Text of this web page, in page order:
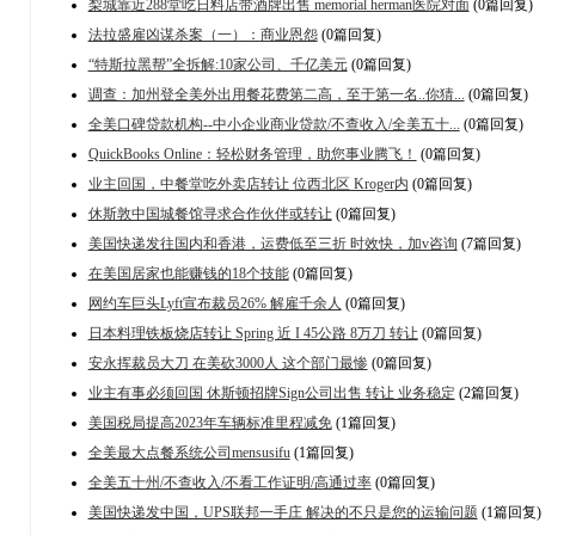
梨城靠近288堂吃日料店带酒牌出售 memorial herman医院对面(0篇回复)
法拉盛雇凶谋杀案（一）：商业恩怨(0篇回复)
“特斯拉黑帮”全拆解:10家公司、千亿美元(0篇回复)
调查：加州登全美外出用餐花费第二高，至于第一名..你猜... (0篇回复)
全美口碑贷款机构--中小企业商业贷款/不查收入/全美五十... (0篇回复)
QuickBooks Online：轻松财务管理，助您事业腾飞！ (0篇回复)
业主回国，中餐堂吃外卖店转让 位西北区 Kroger内 (0篇回复)
休斯敦中国城餐馆寻求合作伙伴或转让(0篇回复)
美国快递发往国内和香港，运费低至三折 时效快，加v咨询 (7篇回复)
在美国居家也能赚钱的18个技能(0篇回复)
网约车巨头Lyft宣布裁员26% 解雇千余人 (0篇回复)
日本料理铁板烧店转让 Spring 近 I 45公路 8万刀 转让(0篇回复)
安永挥裁员大刀 在美砍3000人 这个部门最惨(0篇回复)
业主有事必须回国 休斯顿招牌Sign公司出售 转让 业务稳定 (2篇回复)
美国税局提高2023年车辆标准里程减免(1篇回复)
全美最大点餐系统公司mensusifu(1篇回复)
全美五十州/不查收入/不看工作证明/高通过率(0篇回复)
美国快递发中国，UPS联邦一手庄 解决的不只是您的运输问题 (1篇回复)